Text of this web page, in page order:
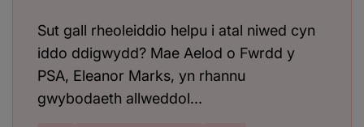
Sut gall rheoleiddio helpu i atal niwed cyn
iddo ddigwydd? Mae Aelod o Fwrdd y
PSA, Eleanor Marks, yn rhannu
gwybodaeth allweddol...